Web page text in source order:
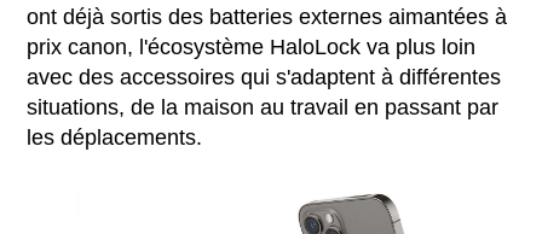
ont déjà sortis des batteries externes aimantées à
prix canon, l'écosystème HaloLock va plus loin
avec des accessoires qui s'adaptent à différentes
situations, de la maison au travail en passant par
les déplacements.